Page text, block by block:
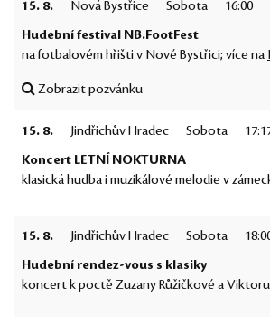
15. 8. Nová Bystřice Sobota
16:00
Hudební festival NB.FootFest
na fotbalovém hřišti v Nové Bystřici; více na
Zobrazit pozvánku
15. 8. Jindřichův Hradec Sobota
Koncert LETNÍ NOKTURNA
klasická hudba i muzikálové melodie v
15. 8. Jindřichův Hradec Sobota
Hudební rendez-vous s klasiky
koncert k poctě Zuzany Růžičkové a